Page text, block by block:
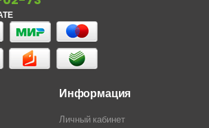
Информация
Личный кабинет